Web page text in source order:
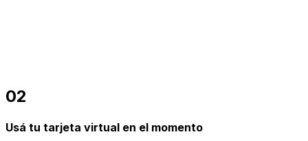
02
Usá tu tarjeta virtual en el momento